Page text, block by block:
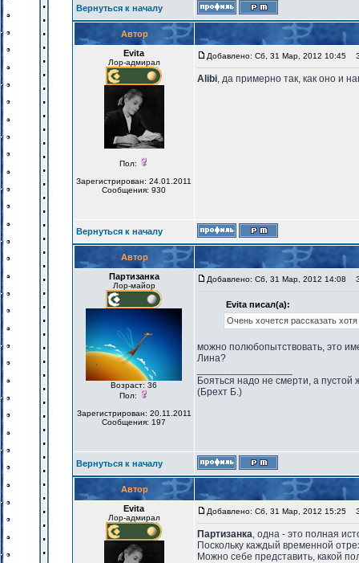
Вернуться к началу
Автор
Evita
Лор-адмирал
Пол:
Зарегистрирован: 24.01.2011
Сообщения: 930
Добавлено: Сб, 31 Мар, 2012 10:45
Alibi, да примерно так, как оно и
Вернуться к началу
Автор
Партизанка
Лор-майор
Возраст: 36
Пол:
Зарегистрирован: 20.11.2011
Сообщения: 197
Добавлено: Сб, 31 Мар, 2012 14:08
Evita писал(а):
Очень хочется рассказать
можно полюбопытствовать, это
Лина?
Бояться надо не смерти, а пустой
(Брехт Б.)
Вернуться к началу
Автор
Evita
Лор-адмирал
Добавлено: Сб, 31 Мар, 2012 15:25
Партизанка, одна - это полная
Поскольку каждый временной
Можно себе представить, какой